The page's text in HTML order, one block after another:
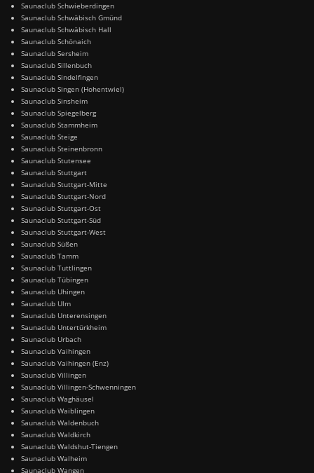
Saunaclub Schwieberdingen
Saunaclub Schwäbisch Gmünd
Saunaclub Schwäbisch Hall
Saunaclub Schönaich
Saunaclub Sersheim
Saunaclub Sillenbuch
Saunaclub Sindelfingen
Saunaclub Singen (Hohentwiel)
Saunaclub Sinsheim
Saunaclub Spiegelberg
Saunaclub Stammheim
Saunaclub Steige
Saunaclub Steinenbronn
Saunaclub Stutensee
Saunaclub Stuttgart
Saunaclub Stuttgart-Mitte
Saunaclub Stuttgart-Nord
Saunaclub Stuttgart-Ost
Saunaclub Stuttgart-Süd
Saunaclub Stuttgart-West
Saunaclub Süßen
Saunaclub Tamm
Saunaclub Tuttlingen
Saunaclub Tübingen
Saunaclub Uhingen
Saunaclub Ulm
Saunaclub Unterensingen
Saunaclub Untertürkheim
Saunaclub Urbach
Saunaclub Vaihingen
Saunaclub Vaihingen (Enz)
Saunaclub Villingen
Saunaclub Villingen-Schwenningen
Saunaclub Waghäusel
Saunaclub Waiblingen
Saunaclub Waldenbuch
Saunaclub Waldkirch
Saunaclub Waldshut-Tiengen
Saunaclub Walheim
Saunaclub Wangen